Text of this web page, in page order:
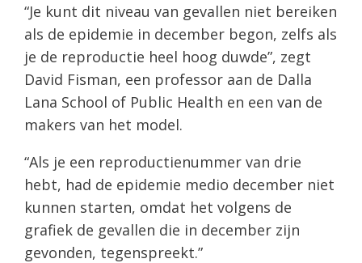
“Je kunt dit niveau van gevallen niet bereiken
als de epidemie in december begon, zelfs als
je de reproductie heel hoog duwde”, zegt
David Fisman, een professor aan de Dalla
Lana School of Public Health en een van de
makers van het model.
“Als je een reproductienummer van drie
hebt, had de epidemie medio december niet
kunnen starten, omdat het volgens de
grafiek de gevallen die in december zijn
gevonden, tegenspreekt.”